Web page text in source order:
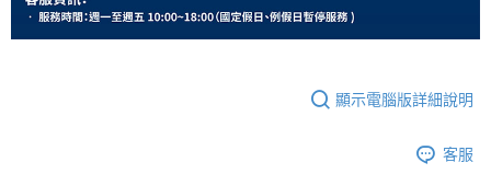
顯示電腦版詳細說明
客服